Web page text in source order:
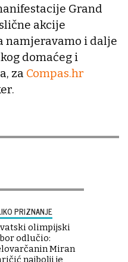
Grand
akcije
namjeravamo i dalje
domaćeg i
za Compas.hr
PRIZNANJE
olimpijski
odlučio:
Miran
najbolji je